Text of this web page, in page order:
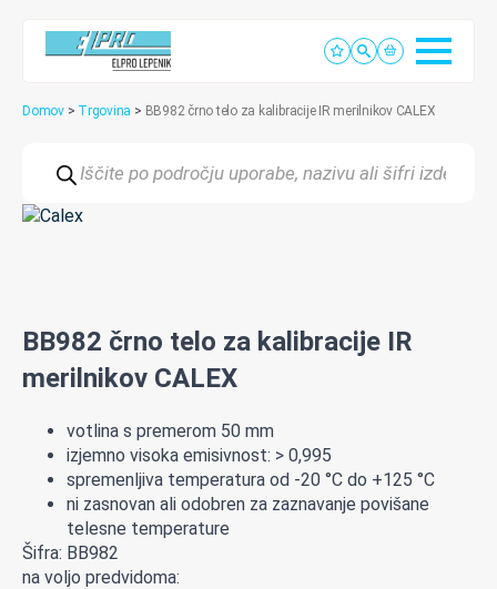
Domov > Trgovina > BB982 črno telo za kalibracije IR merilnikov CALEX
search
BB982 črno telo za kalibracije IR
merilnikov CALEX
votlina s premerom 50 mm
izjemno visoka emisivnost: > 0,995
spremenljiva temperatura od -20 °C do +125 °C
ni zasnovan ali odobren za zaznavanje povišane
telesne temperature
Šifra: BB982
na voljo predvidoma: